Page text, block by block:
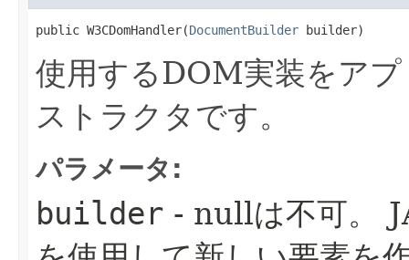
public W3CDomHandler​(DocumentBuilder builder)
使用するDOM実装をア
ストラクタです。
パラメータ:
builder - nullは不可。